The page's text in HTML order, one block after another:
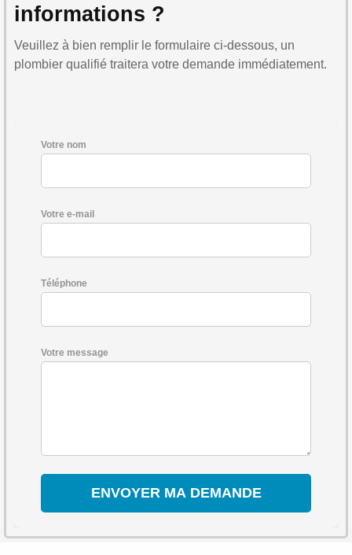
informations ?
Veuillez à bien remplir le formulaire ci-dessous, un
plombier qualifié traitera votre demande immédiatement.
Votre nom
Votre e-mail
Téléphone
Votre message